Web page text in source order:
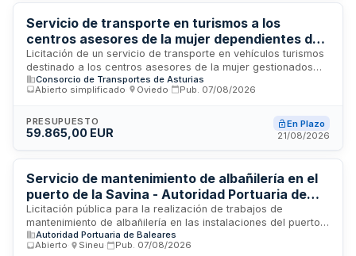
completo de desarrollo, desde la arquitectura y
programación hasta la implementación, integración de
sistemas y soporte operativo continuo de la plataforma.
Servicio de transporte en turismos a los
centros asesores de la mujer dependientes de
la Dirección General de Igualdad del Principado
de Asturias
Licitación de un servicio de transporte en vehículos turismos
destinado a los centros asesores de la mujer gestionados
por la Dirección General de Igualdad del Principado de
Asturias. El contrato incluye la prestación de servicios de
con requisitos de solvencia económica y técnica para las
empresas licitadoras, así como obligaciones de
adecuado a los usuarios.
Consorcio de Transportes de Asturias
Abierto simplificado
Oviedo Pub. 07/08/2026
PRESUPUESTO
59.865,00 EUR
En Plazo
21/08/2026
Servicio de mantenimiento de albañilería en el
puerto de la Savina - Autoridad Portuaria de
Baleares
Licitación pública para la realización de trabajos de
mantenimiento de albañilería en las instalaciones del puerto
de la Savina. La Presidencia de la Autoridad Portuaria de
Baleares convoca este contrato con el objeto de preservar y
Autoridad Portuaria de Baleares
Abierto
Sineu Pub. 07/08/2026